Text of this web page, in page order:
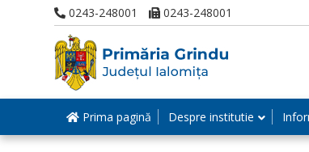
0243-248001 0243-248001
Prima pagină Despre institutie